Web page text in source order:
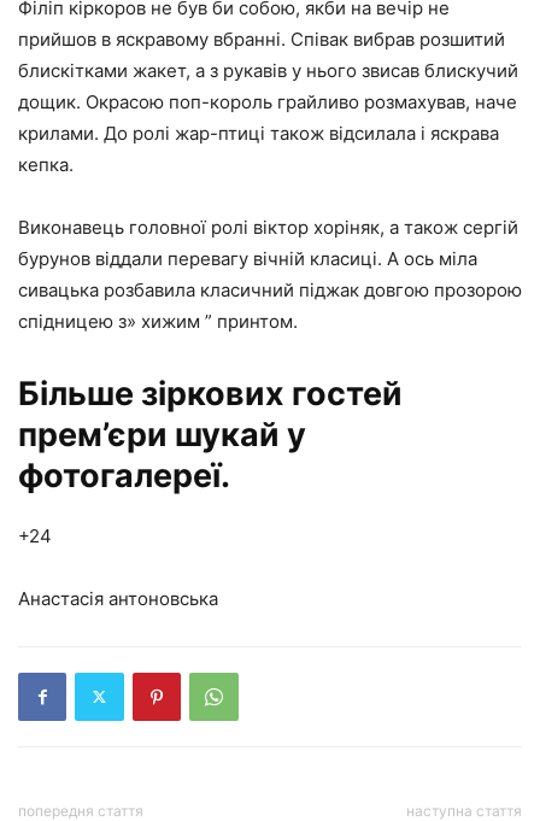
Філіп кіркоров не був би собою, якби на вечір не
прийшов в яскравому вбранні. Співак вибрав розшитий
блискітками жакет, а з рукавів у нього звисав блискучий
дощик. Окрасою поп-король грайливо розмахував, наче
крилами. До ролі жар-птиці також відсилала і яскрава
кепка.
Виконавець головної ролі віктор хоріняк, а також сергій
бурунов віддали перевагу вічній класиці. А ось міла
сивацька розбавила класичний піджак довгою прозорою
спідницею з» хижим ” принтом.
Більше зіркових гостей
прем’єри шукай у
фотогалереї.
+24
Анастасія антоновська
попередня стаття наступна стаття